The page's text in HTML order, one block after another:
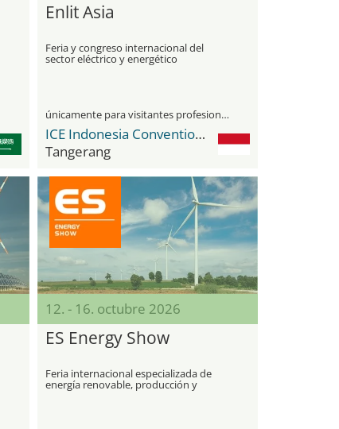
Enlit Asia
Feria y congreso internacional del
sector eléctrico y energético
únicamente para visitantes profesionales
ICE Indonesia Convention Exhibition BSD City
Tangerang
12. - 16. octubre 2026
ES Energy Show
Feria internacional especializada de
energía renovable, producción y
distribución de energía